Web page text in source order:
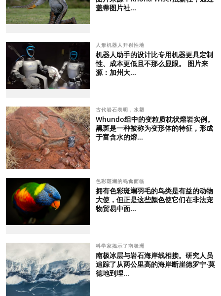
盖蒂图片社...
人形机器人开创性地
机器人助手的设计比专用机器更具定制
性、成本更低且不那么显眼。 图片来
源：加州大...
古代岩石表明，水塑
Whundo组中的变粒质枕状熔岩实例。
黑斑是一种被称为变形体的特征，形成
于富含水的熔...
色彩斑斓的鸣禽面临
拥有色彩斑斓羽毛的鸟类是有益的动物
大使，但正是这些颜色使它们在非法宠
物贸易中面...
科学家揭示了南极洲
南极冰层与岩石海岸线相接。研究人员
追踪了从两公里高的海岸断崖德罗宁·莫
德地到埋...